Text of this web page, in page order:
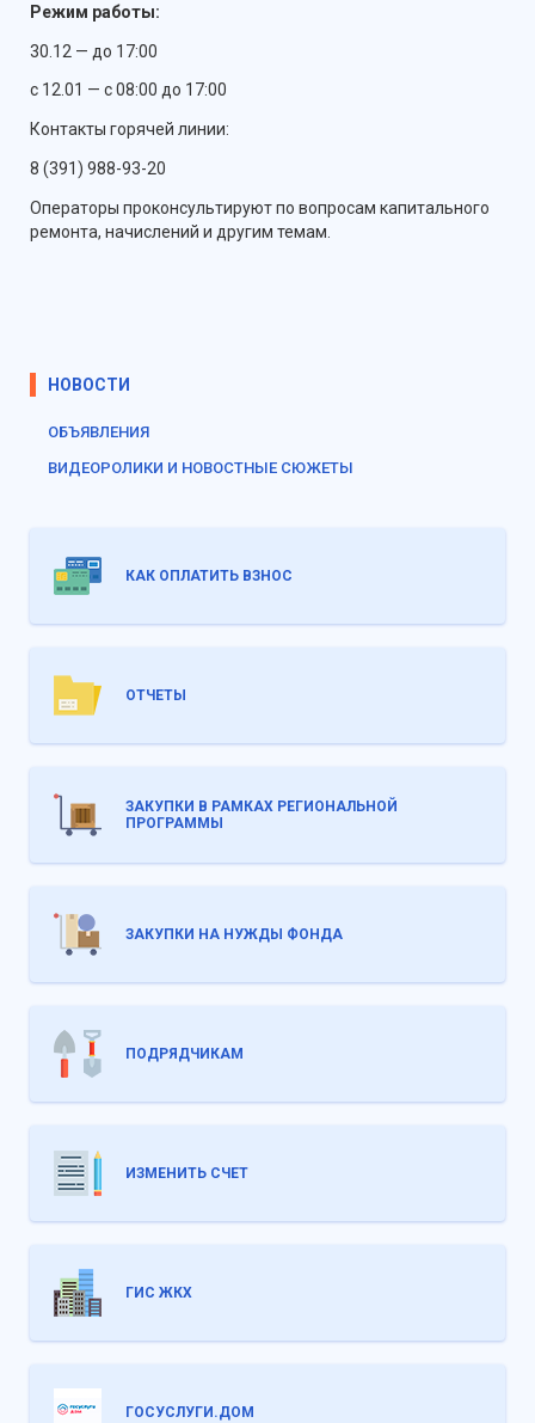
Режим работы:
30.12 — до 17:00
с 12.01 — с 08:00 до 17:00
Контакты горячей линии:
8 (391) 988-93-20
Операторы проконсультируют по вопросам капитального
ремонта, начислений и другим темам.
НОВОСТИ
ОБЪЯВЛЕНИЯ
ВИДЕОРОЛИКИ И НОВОСТНЫЕ СЮЖЕТЫ
КАК ОПЛАТИТЬ ВЗНОС
ОТЧЕТЫ
ЗАКУПКИ В РАМКАХ РЕГИОНАЛЬНОЙ
ПРОГРАММЫ
ЗАКУПКИ НА НУЖДЫ ФОНДА
ПОДРЯДЧИКАМ
ИЗМЕНИТЬ СЧЕТ
ГИС ЖКХ
ГОСУСЛУГИ.ДОМ